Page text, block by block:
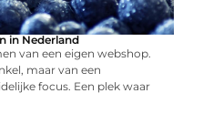
in Nederland
van een eigen webshop.
maar van een
focus. Een plek waar